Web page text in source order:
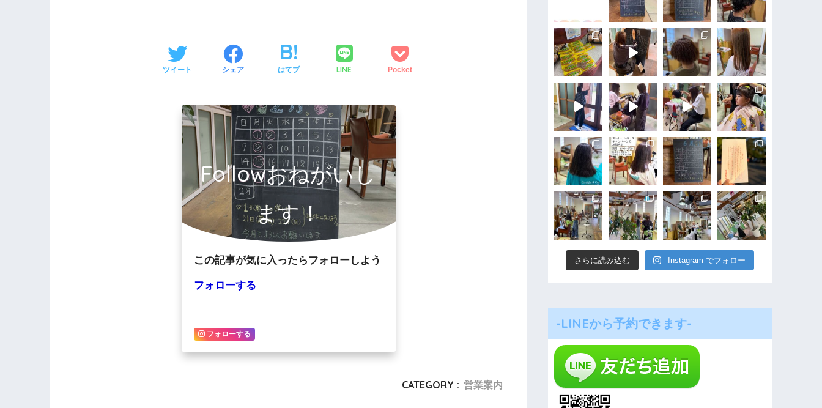
ツイート シェア はてブ LINE Pocket
Followおねがいし
ます！
この記事が気に入ったらフォローしよう
フォローする
フォローする
CATEGORY : 営業案内
さらに読み込む Instagram でフォロー
-LINEから予約できます-